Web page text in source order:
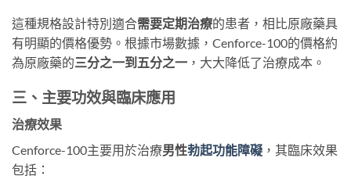
這種規格設計特別適合需要定期治療的患者，相比原廠藥具
有明顯的價格優勢。根據市場數據，Cenforce-100的價格約
為原廠藥的三分之一到五分之一 ，大大降低了治療成本。
三、主要功效與臨床應用
治療效果
Cenforce-100主要用於治療男性勃起功能障礙 ，其臨床效果
包括：